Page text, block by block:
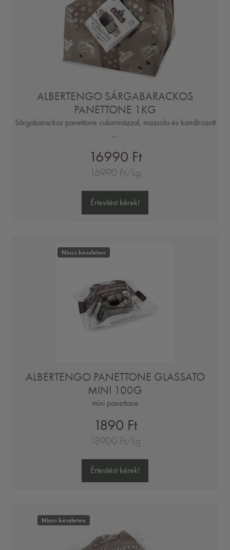
ALBERTENGO SÁRGABARACKOS
PANETTONE 1KG
Sárgabarackos panettone cukormázzal, mazsola és kandírozott
...
16990 Ft
16990 Ft/kg
Értesítést kérek!
Nincs készleten
ALBERTENGO PANETTONE GLASSATO
MINI 100G
mini panettone
1890 Ft
18900 Ft/kg
Értesítést kérek!
Nincs készleten